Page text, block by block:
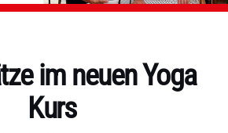
im neuen Yoga
Kurs